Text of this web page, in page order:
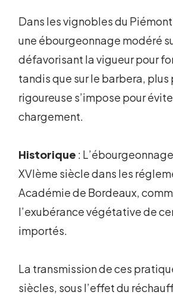
Dans les vignobles du
une ébourgeonnage modéré
défavorisant la vigueur pour
tandis que sur le barbera,
rigoureuse s’impose pour
chargement.
Historique :
XVIème siècle dans les
Académie de Bordeaux,
l’exubérance végétative de
importés.
La transmission de ces
siècles, sous l’effet du